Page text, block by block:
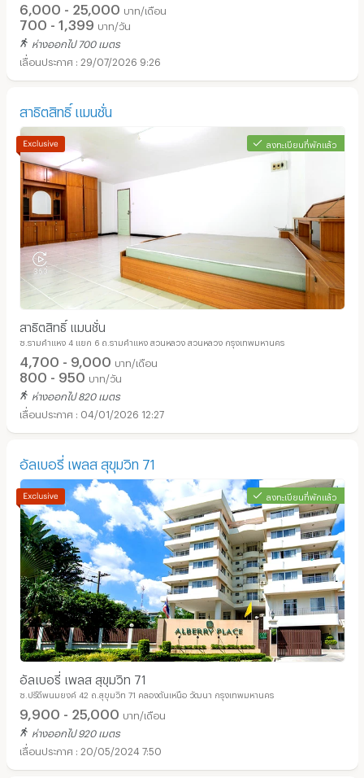
6,000 - 25,000 บาท/เดือน
700 - 1,399 บาท/วัน
ห่างออกไป 700 เมตร
29/07/2026 9:26
สาธิตสิทธิ์ แมนชั่น
ลงทะเบียนที่พักแล้ว
สาธิตสิทธิ์ แมนชั่น
ซ.รามคำแหง 4 แยก 6 ถ.รามคำแหง สวนหลวง สวนหลวง กรุงเทพมหานคร
4,700 - 9,000 บาท/เดือน
800 - 950 บาท/วัน
ห่างออกไป 820 เมตร
04/01/2026 12:27
อัลเบอรี่ เพลส สุขุมวิท 71
ลงทะเบียนที่พักแล้ว
อัลเบอรี่ เพลส สุขุมวิท 71
ซ.ปรีดีพนมยงค์ 42 ถ.สุขุมวิท 71 คลองตันเหนือ วัฒนา กรุงเทพมหานคร
9,900 - 25,000 บาท/เดือน
ห่างออกไป 920 เมตร
20/05/2024 7:50